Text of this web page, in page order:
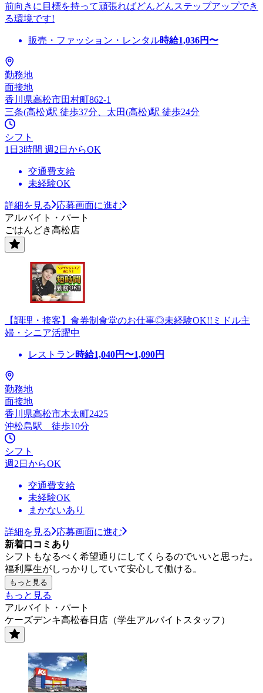
前向きに目標を持って頑張ればどんどんステップアップでき
る環境です!
販売・ファッション・レンタル時給1,036円〜
勤務地
面接地
香川県高松市田村町862-1
三条(高松)駅 徒歩37分、太田(高松)駅 徒歩24分
シフト
1日3時間 週2日からOK
交通費支給
未経験OK
詳細を見る
応募画面に進む
アルバイト・パート
ごはんどき高松店
【調理・接客】食券制食堂のお仕事◎未経験OK!!ミドル主
婦・シニア活躍中
レストラン時給1,040円〜1,090円
勤務地
面接地
香川県高松市木太町2425
沖松島駅 徒歩10分
シフト
週2日からOK
交通費支給
未経験OK
まかないあり
詳細を見る
応募画面に進む
新着口コミあり
シフトもなるべく希望通りにしてくらるのでいいと思った。
福利厚生がしっかりしていて安心して働ける。
もっと見る
もっと見る
アルバイト・パート
ケーズデンキ高松春日店（学生アルバイトスタッフ）